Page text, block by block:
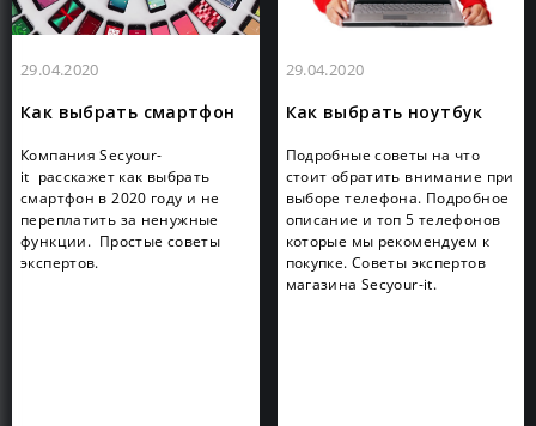
29.04.2020
Как выбрать смартфон
Компания Secyour-
it расскажет как выбрать
смартфон в 2020 году и не
переплатить за ненужные
функции. Простые советы
экспертов.
29.04.2020
Как выбрать ноутбук
Подробные советы на что
стоит обратить внимание при
выборе телефона. Подробное
описание и топ 5 телефонов
которые мы рекомендуем к
покупке. Советы экспертов
магазина Secyour-it.